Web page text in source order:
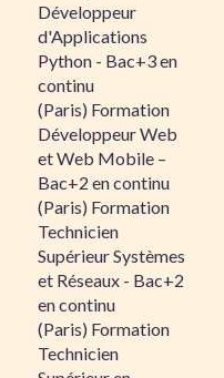
Développeur
d'Applications
Python - Bac+3 en
continu
(Paris) Formation
Développeur Web
et Web Mobile –
Bac+2 en continu
(Paris) Formation
Technicien
Supérieur Systèmes
et Réseaux - Bac+2
en continu
(Paris) Formation
Technicien